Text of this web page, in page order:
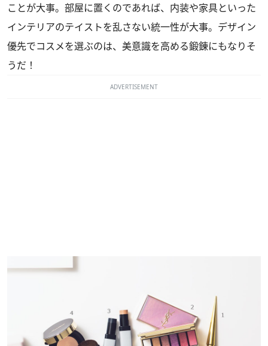
ことが大事。部屋に置くのであれば、内装や家具といった
インテリアのテイストを乱さない統一性が大事。デザイン
優先でコスメを選ぶのは、美意識を高める鍛錬にもなりそ
うだ！
ADVERTISEMENT